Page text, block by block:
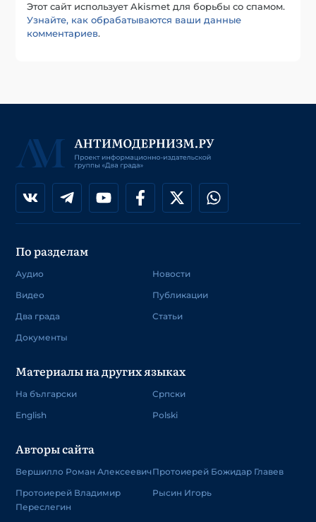
Этот сайт использует Akismet для борьбы со спамом.
Узнайте, как обрабатываются ваши данные
комментариев.
По разделам
Аудио
Видео
Два града
Документы
Новости
Публикации
Статьи
Материалы на других языках
На български
English
Српски
Polski
Авторы сайта
Вершилло Роман Алексеевич
Протоиерей Владимир
Переслегин
Протоиерей Божидар Главев
Рысин Игорь